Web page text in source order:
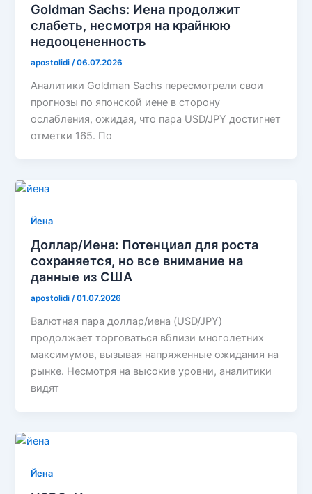
Goldman Sachs: Иена продолжит
слабеть, несмотря на крайнюю
недооцененность
apostolidi /06.07.2026
Аналитики Goldman Sachs пересмотрели свои
прогнозы по японской иене в сторону
ослабления, ожидая, что пара USD/JPY достигнет
отметки 165. По
Йена
Доллар/Иена: Потенциал для роста
сохраняется, но все внимание на
данные из США
apostolidi/01.07.2026
Валютная пара доллар/иена (USD/JPY)
продолжает торговаться вблизи многолетних
максимумов, вызывая напряженные ожидания на
рынке. Несмотря на высокие уровни, аналитики
видят
Йена